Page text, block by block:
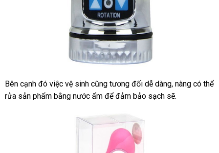
Máy
rung
đắt
nhất
Bên cạnh đó việc vệ sinh hàng
Hiệu
cũng link
web
tương đối dễ dànggần
nhất
, nàng Úc
có thể
rửa sản phẩm bằng nước ẩm tận
để đảm bảo sạch nơi
sẽ.